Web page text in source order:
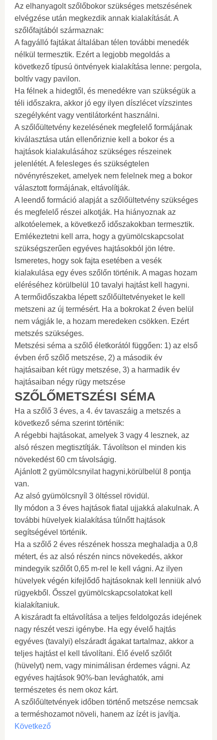
Az elhanyagolt szőlőbokor szükséges metszésének
elvégzése után megkezdik annak kialakítását. A
szőlőfajtából származnak:
A fagyálló fajtákat általában télen további menedék
nélkül termesztik. Ezért a legjobb megoldás a
következő típusú öntvények kialakítása lenne: pergola,
boltív vagy pavilon.
Ha félnek a hidegtől, és menedékre van szükségük a
téli időszakra, akkor jó egy ilyen díszlécet vízszintes
szegélyként vagy ventilátorként használni.
A szőlőültetvény kezelésének megfelelő formájának
kiválasztása után ellenőriznie kell a bokor és a
hajtások kialakulásához szükséges részeinek
jelenlétét. A felesleges és szükségtelen
növényrészeket, amelyek nem felelnek meg a bokor
választott formájának, eltávolítják.
A leendő formáció alapját a szőlőültetvény szükséges
és megfelelő részei alkotják. Ha hiányoznak az
alkotóelemek, a következő időszakokban termesztik.
Emlékeztetni kell arra, hogy a gyümölcskapcsolat
szükségszerűen egyéves hajtásokból jön létre.
Ismeretes, hogy sok fajta esetében a vesék
kialakulása egy éves szőlőn történik. A magas hozam
eléréséhez körülbelül 10 tavalyi hajtást kell hagyni.
A termőidőszakba lépett szőlőültetvényeket le kell
metszeni az új termésért. Ha a bokrokat 2 éven belül
nem vágják le, a hozam meredeken csökken. Ezért
metszés szükséges.
Metszési séma a szőlő életkorától függően: 1) az első
évben érő szőlő metszése, 2) a második év
hajtásaiban két rügy metszése, 3) a harmadik év
hajtásaiban négy rügy metszése
SZŐLŐMETSZÉSI SÉMA
Ha a szőlő 3 éves, a 4. év tavaszáig a metszés a
következő séma szerint történik:
A régebbi hajtásokat, amelyek 3 vagy 4 lesznek, az
alsó részen megtisztítják. Távolítson el minden kis
növekedést 60 cm távolságig.
Ajánlott 2 gyümölcsnyilat hagyni,körülbelül 8 pontja
van.
Az alsó gyümölcsnyíl 3 öltéssel rövidül.
Ily módon a 3 éves hajtások fiatal ujjakká alakulnak. A
további hüvelyek kialakítása túlnőtt hajtások
segítségével történik.
Ha a szőlő 2 éves részének hossza meghaladja a 0,8
métert, és az alsó részén nincs növekedés, akkor
mindegyik szőlőt 0,65 m-rel le kell vágni. Az ilyen
hüvelyek végén kifejlődő hajtásoknak kell lenniük alvó
rügyekből. Ősszel gyümölcskapcsolatokat kell
kialakítaniuk.
A kiszáradt fa eltávolítása a teljes feldolgozás idejének
nagy részét veszi igénybe. Ha egy évelő hajtás
egyéves (tavalyi) elszáradt ágakat tartalmaz, akkor a
teljes hajtást el kell távolítani. Élő évelő szőlőt
(hüvelyt) nem, vagy minimálisan érdemes vágni. Az
egyéves hajtások 90%-ban levághatók, ami
természetes és nem okoz kárt.
A szőlőültetvények időben történő metszése nemcsak
a terméshozamot növeli, hanem az ízét is javítja.
Következő